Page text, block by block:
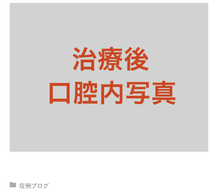
症例ブログ